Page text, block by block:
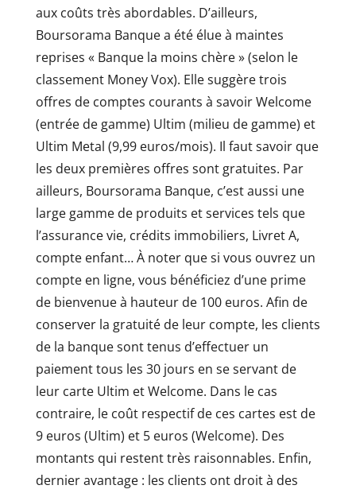
aux coûts très abordables. D’ailleurs,
Boursorama Banque a été élue à maintes
reprises « Banque la moins chère » (selon le
classement Money Vox). Elle suggère trois
offres de comptes courants à savoir Welcome
(entrée de gamme) Ultim (milieu de gamme) et
Ultim Metal (9,99 euros/mois). Il faut savoir que
les deux premières offres sont gratuites. Par
ailleurs, Boursorama Banque, c’est aussi une
large gamme de produits et services tels que
l’assurance vie, crédits immobiliers, Livret A,
compte enfant… À noter que si vous ouvrez un
compte en ligne, vous bénéficiez d’une prime
de bienvenue à hauteur de 100 euros. Afin de
conserver la gratuité de leur compte, les clients
de la banque sont tenus d’effectuer un
paiement tous les 30 jours en se servant de
leur carte Ultim et Welcome. Dans le cas
contraire, le coût respectif de ces cartes est de
9 euros (Ultim) et 5 euros (Welcome). Des
montants qui restent très raisonnables. Enfin,
dernier avantage : les clients ont droit à des